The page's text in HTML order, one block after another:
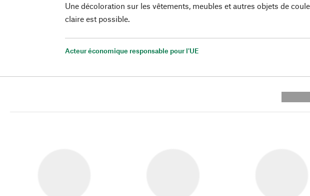
Une décoloration sur les vêtements, meubles et autres objets de
claire est possible.
Acteur économique responsable pour l'UE